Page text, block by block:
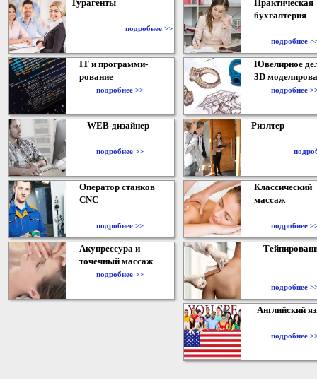
Турагенты
подробнее >>
Практическая
бухгалтерия
подробнее
IT и программи-
рование
подробнее >>
Ювелирное
3D
подробнее
WEB-дизайнер
подробнее >>
Риэлтер
Оператор станков
CNC
подробнее >>
Классический
массаж
подробнее
Акупрессура и
точечный массаж
подробнее >>
подробнее
Английский
подробнее